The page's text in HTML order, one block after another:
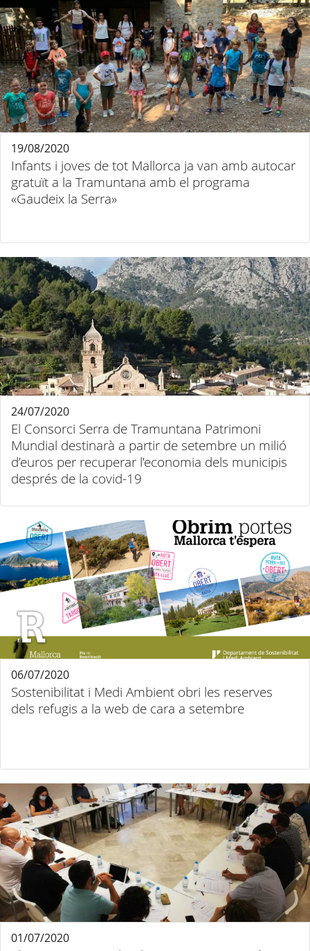
Infants i joves de tot Mallorca ja van amb autocar
gratuït a la Tramuntana amb el programa
«Gaudeix la Serra»
19/08/2020
El Consorci Serra de Tramuntana Patrimoni
Mundial destinarà a partir de setembre un milió
d’euros per recuperar l’economia dels municipis
després de la covid-19
24/07/2020
Sostenibilitat i Medi Ambient obri les reserves
dels refugis a la web de cara a setembre
06/07/2020
01/07/2020